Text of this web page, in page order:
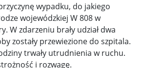
wypadku, do jakiego
wojewódzkiej W 808 w
W zdarzeniu brały udział dwa
zostały przewiezione do szpitala.
trwały utrudnienia w ruchu.
i rozwagę.